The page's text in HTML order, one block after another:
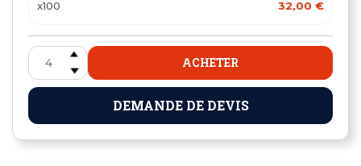
x100 32,00 €
ACHETER
DEMANDE DE DEVIS